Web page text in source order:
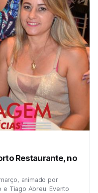
Restaurante, no
animado por
e Tiago Abreu. Evento